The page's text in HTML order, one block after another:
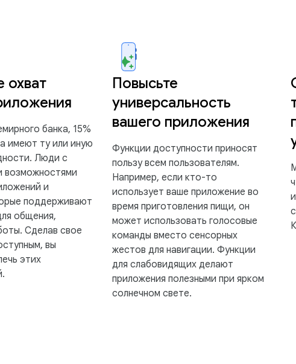
охват
банка, 15%
имеют ту или иную
Люди с
возможностями
и
поддерживают
общения,
Сделав свое
вы
этих
Повысьте
универсальность
вашего приложения
Функции доступности приносят
пользу всем пользователям.
Например, если кто-то
использует ваше приложение во
время приготовления пищи, он
может использовать голосовые
команды вместо сенсорных
жестов для навигации. Функции
для слабовидящих делают
приложения полезными при ярком
солнечном свете.